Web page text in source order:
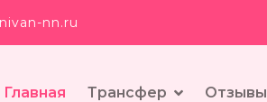
nn.ru
Главная Трансфер Отзывы